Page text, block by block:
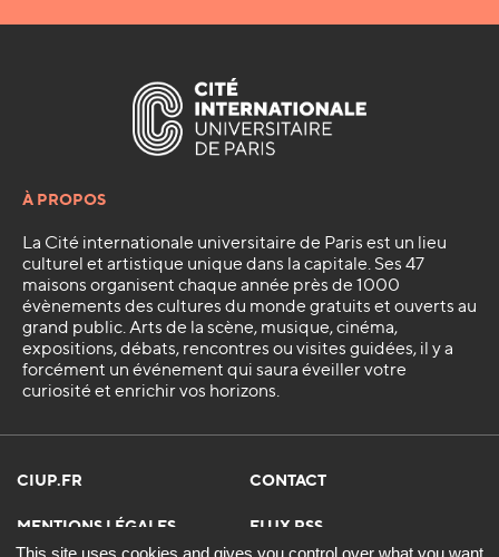
À PROPOS
La Cité internationale universitaire de Paris est un lieu
culturel et artistique unique dans la capitale. Ses 47
maisons organisent chaque année près de 1000
évènements des cultures du monde gratuits et ouverts au
grand public. Arts de la scène, musique, cinéma,
expositions, débats, rencontres ou visites guidées, il y a
forcément un événement qui saura éveiller votre
curiosité et enrichir vos horizons.
CIUP.FR CONTACT
MENTIONS LÉGALES FLUX RSS
This site uses cookies and gives you control over what you want